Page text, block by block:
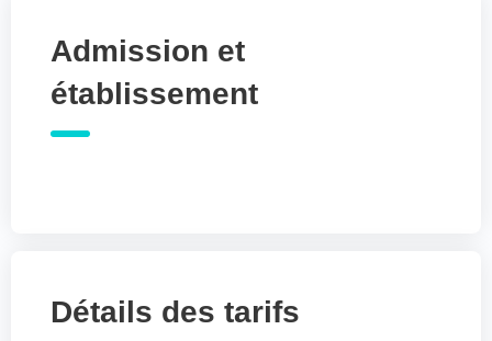
Admission et
établissement
Détails des tarifs